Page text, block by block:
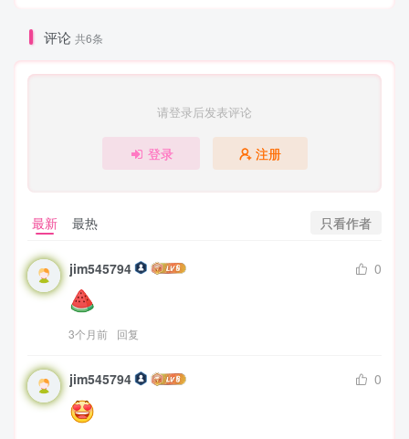
评论 共6条
请登录后发表评论
登录 注册
最新 最热 只看作者
jim545794 0
3个月前 回复
jim545794 0